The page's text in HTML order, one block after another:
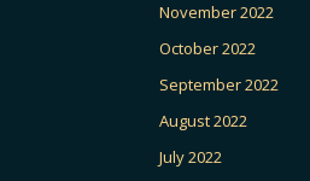
November 2022
October 2022
September 2022
August 2022
July 2022